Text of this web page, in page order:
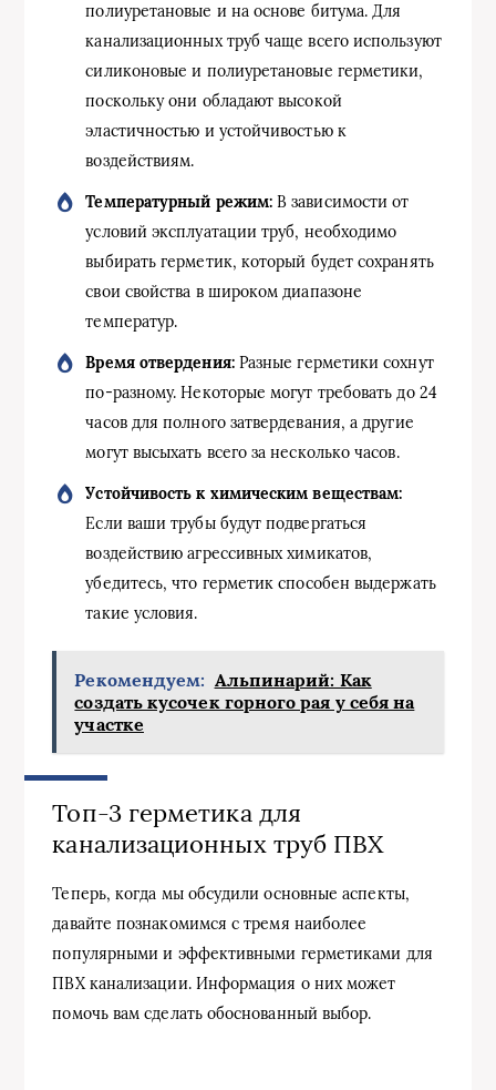
полиуретановые и на основе битума. Для
канализационных труб чаще всего используют
силиконовые и полиуретановые герметики,
поскольку они обладают высокой
эластичностью и устойчивостью к
воздействиям.
Температурный режим: В зависимости от
условий эксплуатации труб, необходимо
выбирать герметик, который будет сохранять
свои свойства в широком диапазоне
температур.
Время отвердения:Разные герметики сохнут
по-разному. Некоторые могут требовать до 24
часов для полного затвердевания, а другие
могут высыхать всего за несколько часов.
Устойчивость к химическим веществам:
Если ваши трубы будут подвергаться
воздействию агрессивных химикатов,
убедитесь, что герметик способен выдержать
такие условия.
Рекомендуем: Альпинарий: Как
создать кусочек горного рая у себя на
участке
Топ-3 герметика для
канализационных труб ПВХ
Теперь, когда мы обсудили основные аспекты,
давайте познакомимся с тремя наиболее
популярными и эффективными герметиками для
ПВХ канализации. Информация о них может
помочь вам сделать обоснованный выбор.